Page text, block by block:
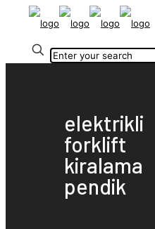
elektrikli
forklift
kiralama
pendik